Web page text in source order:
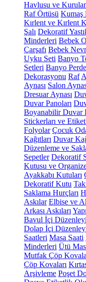
Havlusu ve
Raf Örtüsü Kumaş
Kırlent ve Kırlent
Şalı Dekoratif
Minderleri Bebek
Çarşafı Bebek
Uyku Seti Banyo
Setleri Banyo
Dekorasyonu Raf
Aynası Salon
Dresuar Aynası
Duvar Panoları
Boyanabilir Duvar
Stickerları ve
Folyolar Çocuk
Kağıtları Duvar
Düzenleme ve
Sepetler Dekoratif
Kutusu ve
Ayakkabı Kutuları
Dekoratif Kutu
Saklama Hurçları
Askılar Elbise ve
Arkası Askıları
Bavul İçi
Dolap İçi
Saatleri Masa Saati
Minderleri Ütü
Mutfak Çöp
Çöp Kovaları
Arşivleme Poşet